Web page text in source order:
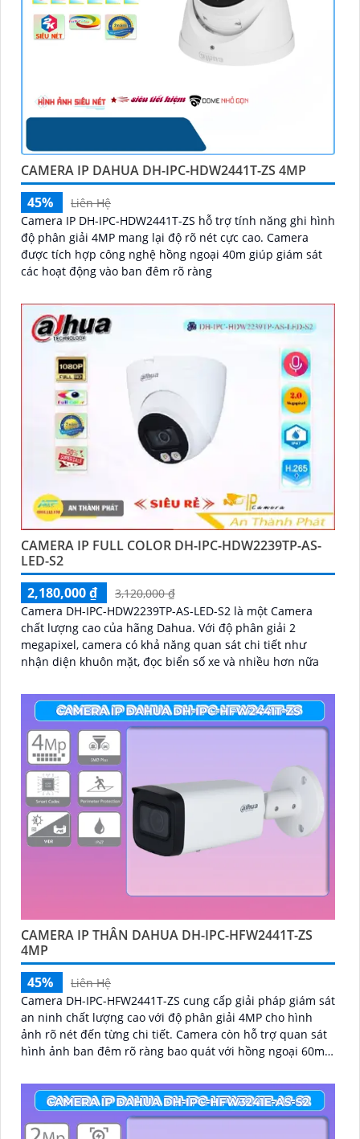
CAMERA IP DAHUA DH-IPC-HDW2441T-ZS 4MP
45%
Liên Hệ
Camera IP DH-IPC-HDW2441T-ZS hỗ trợ tính năng ghi hình
độ phân giải 4MP mang lại độ rõ nét cực cao. Camera
được tích hợp công nghệ hồng ngoại 40m giúp giám sát
các hoạt động vào ban đêm rõ ràng
CAMERA IP FULL COLOR DH-IPC-HDW2239TP-AS-
LED-S2
2,180,000 ₫
3,120,000 ₫
Camera DH-IPC-HDW2239TP-AS-LED-S2 là một Camera
chất lượng cao của hãng Dahua. Với độ phân giải 2
megapixel, camera có khả năng quan sát chi tiết như
nhận diện khuôn mặt, đọc biển số xe và nhiều hơn nữa
CAMERA IP THÂN DAHUA DH-IPC-HFW2441T-ZS
4MP
45%
Liên Hệ
Camera DH-IPC-HFW2441T-ZS cung cấp giải pháp giám sát
an ninh chất lượng cao với độ phân giải 4MP cho hình
ảnh rõ nét đến từng chi tiết. Camera còn hỗ trợ quan sát
hình ảnh ban đêm rõ ràng bao quát với hồng ngoại 60m,
con người và phương tiện